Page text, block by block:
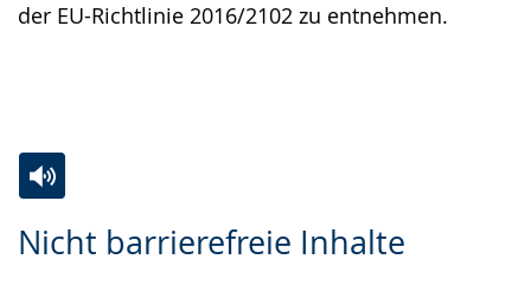
der EU-Richtlinie 2016/2102 zu entnehmen.
Nicht barrierefreie Inhalte
Leichten
Audio-
Video